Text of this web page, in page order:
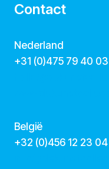
Contact
Nederland
+31 (0)475 79 40 03
België
‭+32 (0)456 12 23 04‬